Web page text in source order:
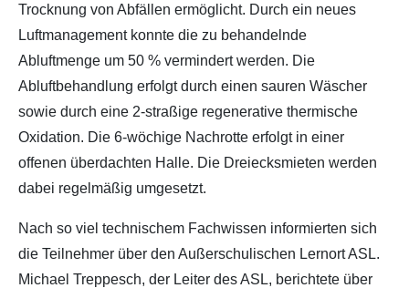
Trocknung von Abfällen ermöglicht. Durch ein neues
Luftmanagement konnte die zu behandelnde
Abluftmenge um 50 % vermindert werden. Die
Abluftbehandlung erfolgt durch einen sauren Wäscher
sowie durch eine 2-straßige regenerative thermische
Oxidation. Die 6-wöchige Nachrotte erfolgt in einer
offenen überdachten Halle. Die Dreiecksmieten werden
dabei regelmäßig umgesetzt.
Nach so viel technischem Fachwissen informierten sich
die Teilnehmer über den Außerschulischen Lernort ASL.
Michael Treppesch, der Leiter des ASL, berichtete über